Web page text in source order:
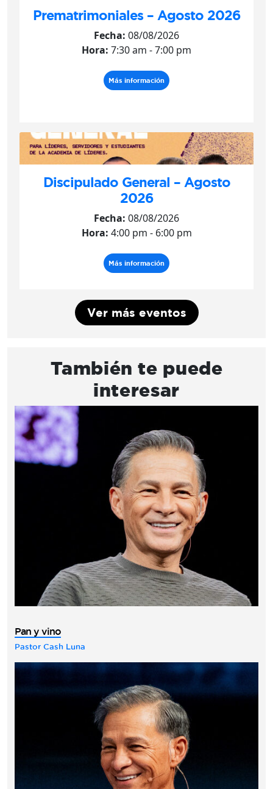
Prematrimoniales – Agosto 2026
Fecha: 08/08/2026
Hora: 7:30 am - 7:00 pm
Más información
Discipulado General – Agosto
2026
Fecha: 08/08/2026
Hora: 4:00 pm - 6:00 pm
Más información
Ver más eventos
También te puede
interesar
Pan y vino
Pastor Cash Luna